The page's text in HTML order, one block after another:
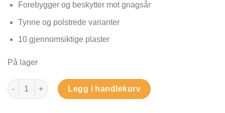
Forebygger og beskytter mot gnagsår
Tynne og polstrede varianter
10 gjennomsiktige plaster
På lager
Gjennomsiktige gnagsårplaster – 10 stk., tynne og polstrede
Legg i handlekurv